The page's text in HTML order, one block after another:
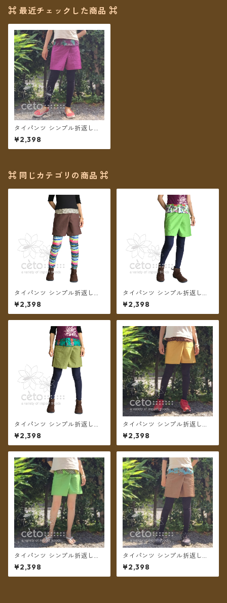
⌘ 最近チェックした商品 ⌘
タイパンツ シンプル折返しプ
リント ショート丈（グレー
プ）【メール便送料無料】
¥2,398
⌘ 同じカテゴリの商品 ⌘
タイパンツ シンプル折返しプ
リント ショート丈（ブラウン
2）【メール便送料無料】
¥2,398
タイパンツ シンプル折返しプ
リント ショート丈（ライトグ
リーン2）【メール便送料無
料】
¥2,398
タイパンツ シンプル折返しプ
リント ショート丈（オリーブ
グリーン2）【メール便送料無
料】
¥2,398
タイパンツ シンプル折返しプ
リント ショート丈（マスター
ド2）【メール便送料無料】
¥2,398
タイパンツ シンプル折返しプ
リント ショート丈（ライトグ
リーン）【メール便送料無
料】
¥2,398
タイパンツ シンプル折返しプ
リント ショート丈（カフェオ
レ）【メール便送料無料】
¥2,398